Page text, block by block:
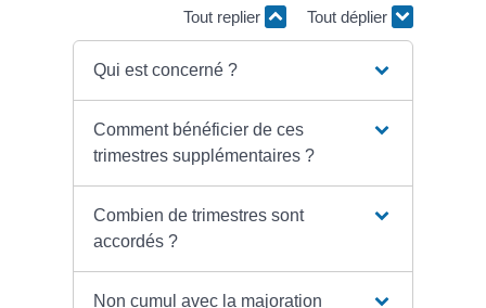
Tout replier Tout déplier
Qui est concerné ?
Comment bénéficier de ces
trimestres supplémentaires ?
Combien de trimestres sont
accordés ?
Non cumul avec la majoration